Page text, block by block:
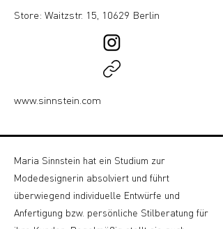
Store: Waitzstr. 15, 10629 Berlin
www.sinnstein.com
Maria Sinnstein hat ein Studium zur
Modedesignerin absolviert und führt
überwiegend individuelle Entwürfe und
Anfertigung bzw. persönliche Stilberatung für